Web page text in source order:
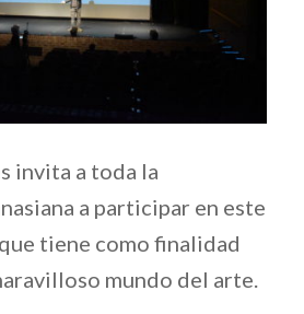
invita a toda la
a participar en este
tiene como finalidad
mundo del arte.